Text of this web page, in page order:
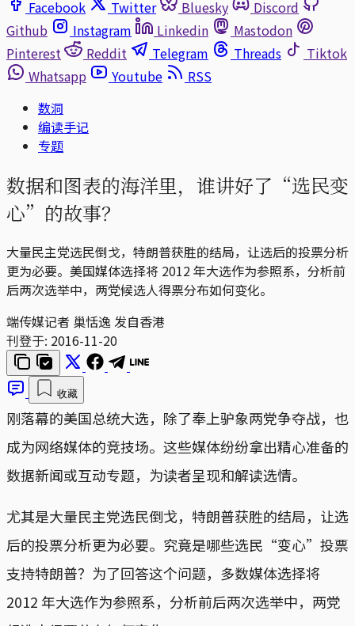
Facebook
Twitter Bluesky
Discord
Github
Instagram Linkedin
Mastodon
Pinterest
Reddit Telegram Threads
Tiktok
Whatsapp
Youtube
RSS
数洞
编读手记
专题
数据和图表的海洋里，谁讲好了“选民变
心”的故事？
大量民主党选民倒戈，特朗普获胜的结局，让选后的投票分析
更为必要。美国媒体选择将 2012 年大选作为参照系，分析前
后两次选举中，两党候选人得票分布如何变化。
端传媒记者 巢恬逸 发自香港
刊登于: 2016-11-20
收藏
刚落幕的美国总统大选，除了奉上驴象两党争夺战，也
成为网络媒体的竞技场。这些媒体纷纷拿出精心准备的
数据新闻或互动专题，为读者呈现和解读选情。
尤其是大量民主党选民倒戈，特朗普获胜的结局，让选
后的投票分析更为必要。究竟是哪些选民“变心”投票
支持特朗普？为了回答这个问题，多数媒体选择将
2012 年大选作为参照系，分析前后两次选举中，两党